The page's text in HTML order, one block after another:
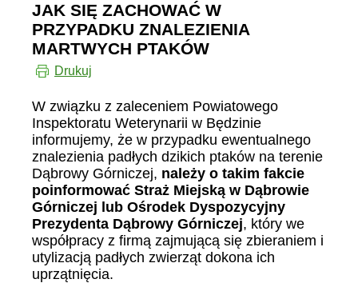
JAK SIĘ ZACHOWAĆ W
PRZYPADKU ZNALEZIENIA
MARTWYCH PTAKÓW
Drukuj
W związku z zaleceniem Powiatowego
Inspektoratu Weterynarii w Będzinie
informujemy, że w przypadku ewentualnego
znalezienia padłych dzikich ptaków na terenie
Dąbrowy Górniczej, należy o takim fakcie
poinformować Straż Miejską w Dąbrowie
Górniczej lub Ośrodek Dyspozycyjny
Prezydenta Dąbrowy Górniczej, który we
współpracy z firmą zajmującą się zbieraniem i
utylizacją padłych zwierząt dokona ich
uprzątnięcia.